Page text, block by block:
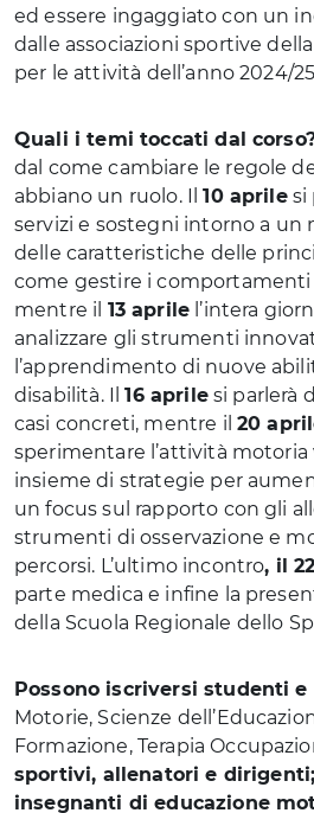
ed essere ingaggiato con un
dalle associazioni sportive
per le attività dell’anno 2024/
Quali i temi toccati dal
dal come cambiare le regole
abbiano un ruolo. Il10 aprilesi
servizi e sostegni intorno a un
delle caratteristiche delle
come gestire i
mentre il 13 aprile l’intera
analizzare gli strumenti
l’apprendimento di nuove
disabilità. Il16 aprilesi parlerà
casi concreti, mentre il20
sperimentare l’attività motoria
insieme di strategie per
un focus sul rapporto con gli
strumenti di osservazione e
percorsi. L’ultimo incontro, il
parte medica e infine la
della Scuola Regionale dello
Possono iscriversistudenti e
Motorie, Scienze
Formazione, Terapia
sportivi, allenatori e
insegnanti di educazione